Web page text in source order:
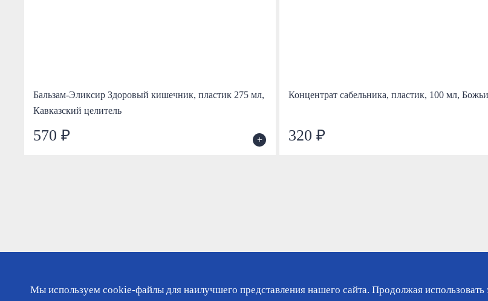
Бальзам-Эликсир Здоровый кишечник, пластик 275 мл,
Кавказский целитель
570 ₽ +
Концентрат сабельника, пластик, 100 мл,
320 ₽
Мы используем cookie-файлы для наилучшего представления нашего сайта. Продолжая использовать